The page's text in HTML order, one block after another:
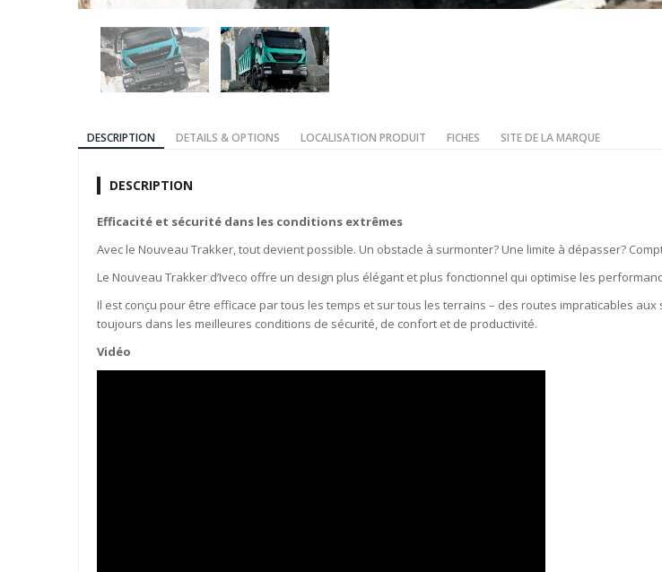
DESCRIPTION DETAILS & OPTIONS LOCALISATION PRODUIT FICHES SITE DE LA MARQUE
DESCRIPTION
Efficacité et sécurité dans les conditions extrêmes​
Avec le Nouveau Trakker, tout devient possible. Un obstacle à surmonter? Une limite à dépasser?
Le Nouveau Trakker d’Iveco offre un design plus élégant et plus fonctionnel qui o​ptimise les
Il est conçu pour être efficace par tous les temps et sur tous les terrains – des routes impraticables
toujours dans les meilleures conditions de sécurité, de confort et de productivité.
Vidéo